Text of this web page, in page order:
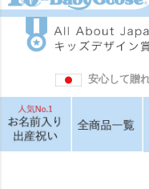
安心して贈れ